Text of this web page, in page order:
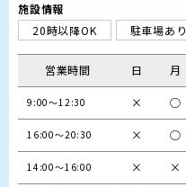
施設情報
20時以降OK
駐車場あり
営業時間 日 月
9:00〜12:30 × ○
16:00〜20:30 × ○
14:00〜16:00 × ×